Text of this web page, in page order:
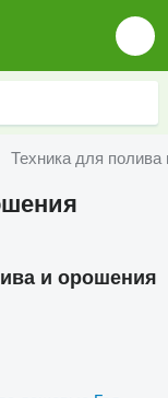
Техника для
и орошения